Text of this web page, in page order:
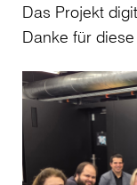
Das Projekt
Danke für